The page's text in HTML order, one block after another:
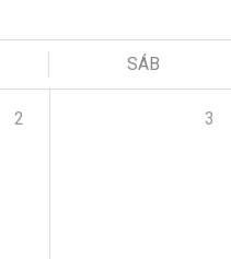
SÁB
2 3